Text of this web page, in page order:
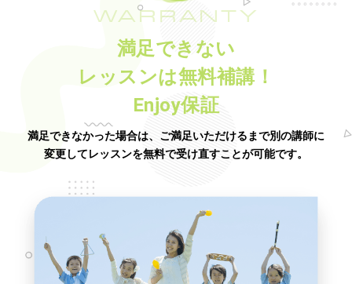
WARRANTY
満足できない
レッスンは無料補講！
Enjoy保証
満足できなかった場合は、ご満足いただけるまで別の講師に
変更してレッスンを無料で受け直すことが可能です。